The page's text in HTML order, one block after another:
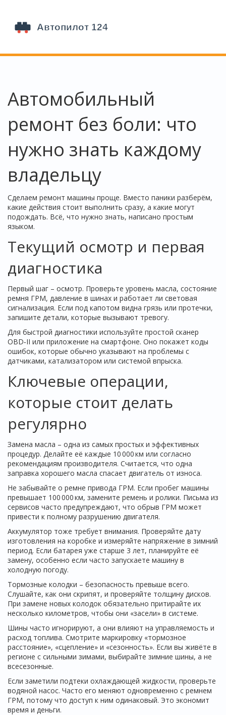
Автомобильный
ремонт без боли: что
нужно знать каждому
владельцу
Сделаем ремонт машины проще. Вместо паники разберём,
какие действия стоит выполнить сразу, а какие могут
подождать. Всё, что нужно знать, написано простым
языком.
Текущий осмотр и первая
диагностика
Первый шаг – осмотр. Проверьте уровень масла, состояние
ремня ГРМ, давление в шинах и работает ли световая
сигнализация. Если под капотом видна грязь или протечки,
запишите детали, которые вызывают тревогу.
Для быстрой диагностики используйте простой сканер
OBD‑II или приложение на смартфоне. Оно покажет коды
ошибок, которые обычно указывают на проблемы с
датчиками, катализатором или системой впрыска.
Ключевые операции,
которые стоит делать
регулярно
Замена масла – одна из самых простых и эффективных
процедур. Делайте её каждые 10 000 км или согласно
рекомендациям производителя. Считается, что одна
заправка хорошего масла спасает двигатель от износа.
Не забывайте о ремне привода ГРМ. Если пробег машины
превышает 100 000 км, замените ремень и ролики. Письма из
сервисов часто предупреждают, что обрыв ГРМ может
привести к полному разрушению двигателя.
Аккумулятор тоже требует внимания. Проверяйте дату
изготовления на коробке и измеряйте напряжение в зимний
период. Если батарея уже старше 3 лет, планируйте её
замену, особенно если часто запускаете машину в
холодную погоду.
Тормозные колодки – безопасность превыше всего.
Слушайте, как они скрипят, и проверяйте толщину дисков.
При замене новых колодок обязательно притирайте их
несколько километров, чтобы они «засели» в системе.
Шины часто игнорируют, а они влияют на управляемость и
расход топлива. Смотрите маркировку «тормозное
расстояние», «сцепление» и «сезонность». Если вы живёте в
регионе с сильными зимами, выбирайте зимние шины, а не
всесезонные.
Если заметили подтеки охлаждающей жидкости, проверьте
водяной насос. Часто его меняют одновременно с ремнем
ГРМ, потому что доступ к ним одинаковый. Это экономит
время и деньги.